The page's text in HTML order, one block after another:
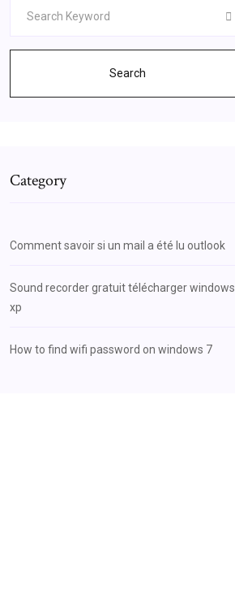
Search
Category
Comment savoir si un mail a été lu outlook
Sound recorder gratuit télécharger windows
xp
How to find wifi password on windows 7